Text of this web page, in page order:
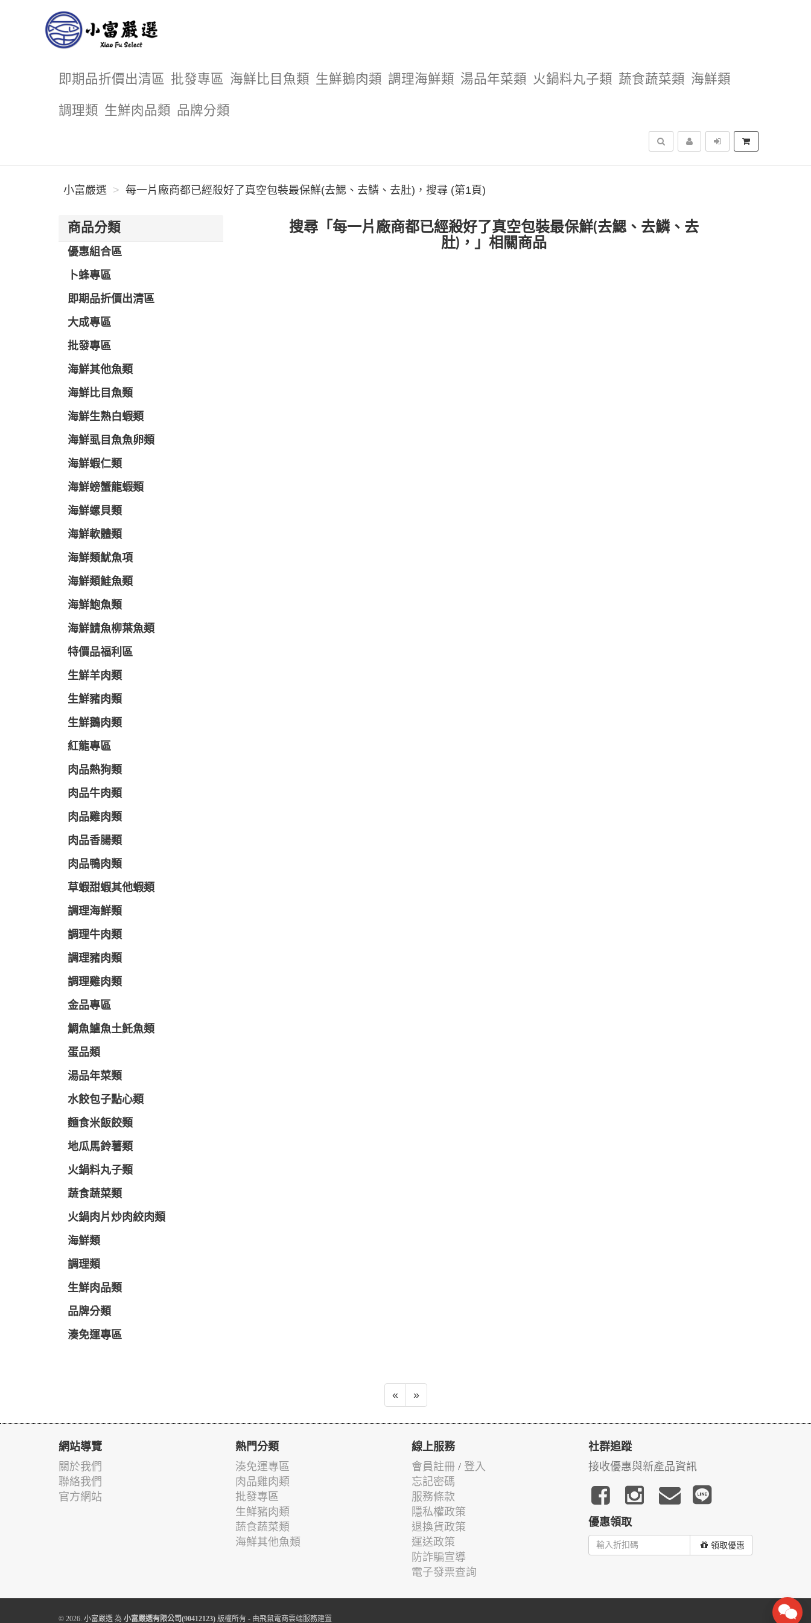
即期品折價出清區 批發專區 海鮮比目魚類 生鮮鵝肉類 調理海鮮類 湯品年菜類 火鍋料丸子類 蔬食蔬菜類 海鮮類
調理類 生鮮肉品類 品牌分類
搜尋
小富嚴選 每一片廠商都已經殺好了真空包裝最保鮮(去鰓、去鱗、去肚)，搜尋 (第1頁)
商品分類
優惠組合區
卜蜂專區
即期品折價出清區
大成專區
批發專區
海鮮其他魚類
海鮮比目魚類
海鮮生熟白蝦類
海鮮虱目魚魚卵類
海鮮蝦仁類
海鮮螃蟹龍蝦類
海鮮螺貝類
海鮮軟體類
海鮮類魷魚項
海鮮類鮭魚類
海鮮鮑魚類
海鮮鯖魚柳葉魚類
特價品福利區
生鮮羊肉類
生鮮豬肉類
生鮮鵝肉類
紅龍專區
肉品熱狗類
肉品牛肉類
肉品雞肉類
肉品香腸類
肉品鴨肉類
草蝦甜蝦其他蝦類
調理海鮮類
調理牛肉類
調理豬肉類
調理雞肉類
金品專區
鯛魚鱸魚土魠魚類
蛋品類
湯品年菜類
水餃包子點心類
麵食米飯餃類
地瓜馬鈴薯類
火鍋料丸子類
蔬食蔬菜類
火鍋肉片炒肉絞肉類
海鮮類
調理類
生鮮肉品類
品牌分類
湊免運專區
搜尋「每一片廠商都已經殺好了真空包裝最保鮮(去鰓、去鱗、去
肚)，」相關商品
« »
網站導覽
關於我們
聯絡我們
官方網站
熱門分類
湊免運專區
肉品雞肉類
批發專區
生鮮豬肉類
蔬食蔬菜類
海鮮其他魚類
線上服務
會員註冊 / 登入
忘記密碼
服務條款
隱私權政策
退換貨政策
運送政策
防詐騙宣導
電子發票查詢
社群追蹤
接收優惠與新產品資訊
優惠領取
領取優惠
© 2026. 小富嚴選 為 小富嚴選有限公司(90412123) 版權所有 - 由飛鼠電商雲端服務建置